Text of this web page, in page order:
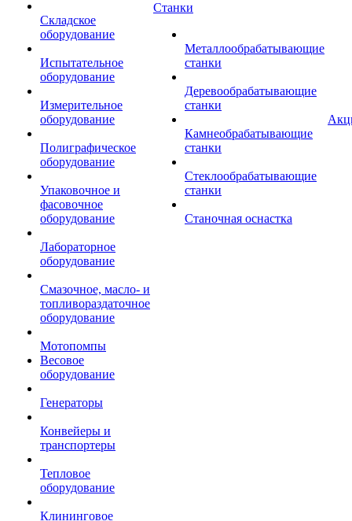
Складское
оборудование
Испытательное
оборудование
Измерительное
оборудование
Полиграфическое
оборудование
Упаковочное и
фасовочное
оборудование
Лабораторное
оборудование
Смазочное, масло- и
топливораздаточное
оборудование
Мотопомпы
Весовое
оборудование
Генераторы
Конвейеры и
транспортеры
Тепловое
оборудование
Клининговое
Станки
Металлообрабатывающие
станки
Деревообрабатывающие
станки
Камнеобрабатывающие
станки
Стеклообрабатывающие
станки
Станочная оснастка